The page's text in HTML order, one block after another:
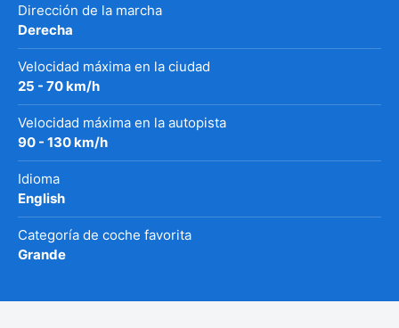
Dirección de la marcha
Derecha
Velocidad máxima en la ciudad
25 - 70 km/h
Velocidad máxima en la autopista
90 - 130 km/h
Idioma
English
Categoría de coche favorita
Grande